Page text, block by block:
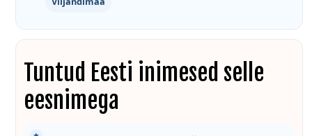
Tuntud Eesti inimesed selle
eesnimega